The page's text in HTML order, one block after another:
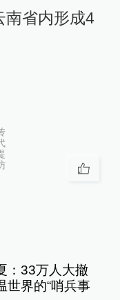
南省内形成4
：33万人大撤
世界的“哨兵事